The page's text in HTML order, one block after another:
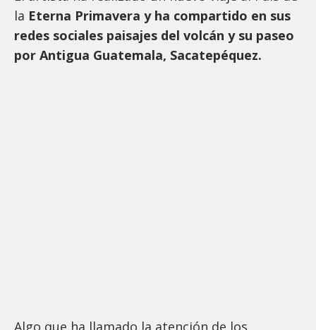
la Eterna Primavera y ha compartido en sus
redes sociales paisajes del volcán y su paseo
por Antigua Guatemala, Sacatepéquez.
Algo que ha llamado la atención de los